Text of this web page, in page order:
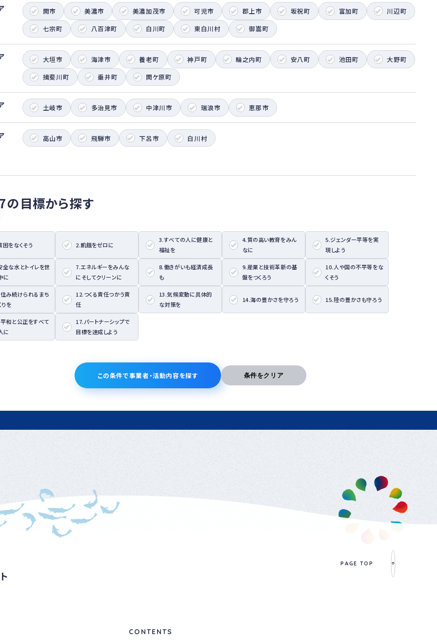
関市 美濃市 美濃加茂市 可児市 郡上市 坂祝町 富加町
川辺町
七宗町
八百津町 白川町 東白川村 御嵩町
大垣市 海津市 養老町 神戸町 輪之内町 安八町 池田町
大野町
揖斐川町
垂井町 関ケ原町
土岐市 多治見市 中津川市 瑞浪市 恵那市
高山市 飛騨市 下呂市 白川村
の目標から探す
困をなくそう 2.飢餓をゼロに
3.すべての人に健康と
福祉を
4.質の高い教育をみん
なに
5.ジェンダー平等を実
現しよう
全な水とトイレを世
に
7.エネルギーをみんな
にそしてクリーンに
8.働きがいも経済成長
も
9.産業と技術革新の基
盤をつくろう
10.人や国の不平等をな
くそう
み続けられるまち
りを
12.つくる責任つかう責
任
13.気候変動に具体的
な対策を
14.海の豊かさを守ろう 15.陸の豊かさも守ろう
和と公正をすべて
に
17.パートナーシップで
目標を達成しよう
この条件で事業者・活動内容を探す
PAGE TOP
CONTENTS